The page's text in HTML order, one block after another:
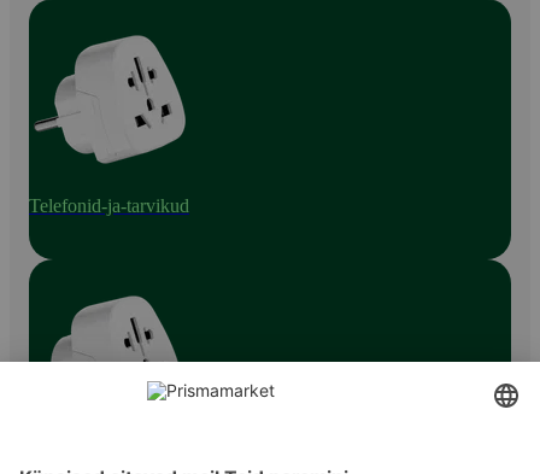
Telefonid-ja-tarvikud
Telefonitarvikud